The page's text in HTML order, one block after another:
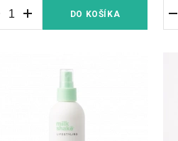
DO KOŠÍKA